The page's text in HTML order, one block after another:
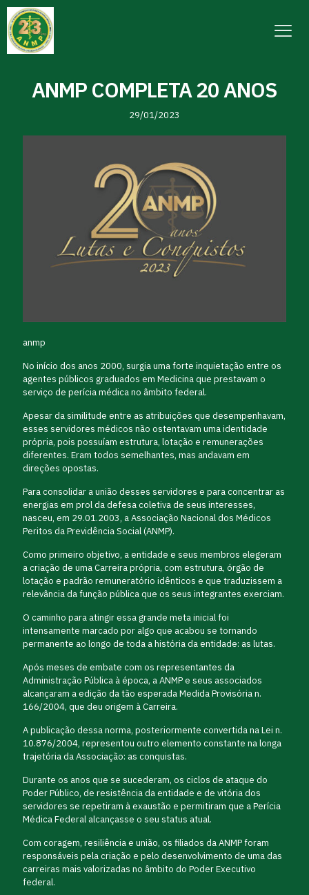
ANMP COMPLETA 20 ANOS
29/01/2023
anmp
No início dos anos 2000, surgia uma forte inquietação entre os
agentes públicos graduados em Medicina que prestavam o
serviço de perícia médica no âmbito federal.
Apesar da similitude entre as atribuições que desempenhavam,
esses servidores médicos não ostentavam uma identidade
própria, pois possuíam estrutura, lotação e remunerações
diferentes. Eram todos semelhantes, mas andavam em
direções opostas.
Para consolidar a união desses servidores e para concentrar as
energias em prol da defesa coletiva de seus interesses,
nasceu, em 29.01.2003, a Associação Nacional dos Médicos
Peritos da Previdência Social (ANMP).
Como primeiro objetivo, a entidade e seus membros elegeram
a criação de uma Carreira própria, com estrutura, órgão de
lotação e padrão remuneratório idênticos e que traduzissem a
relevância da função pública que os seus integrantes exerciam.
O caminho para atingir essa grande meta inicial foi
intensamente marcado por algo que acabou se tornando
permanente ao longo de toda a história da entidade: as lutas.
Após meses de embate com os representantes da
Administração Pública à época, a ANMP e seus associados
alcançaram a edição da tão esperada Medida Provisória n.
166/2004, que deu origem à Carreira.
A publicação dessa norma, posteriormente convertida na Lei n.
10.876/2004, representou outro elemento constante na longa
trajetória da Associação: as conquistas.
Durante os anos que se sucederam, os ciclos de ataque do
Poder Público, de resistência da entidade e de vitória dos
servidores se repetiram à exaustão e permitiram que a Perícia
Médica Federal alcançasse o seu status atual.
Com coragem, resiliência e união, os filiados da ANMP foram
responsáveis pela criação e pelo desenvolvimento de uma das
carreiras mais valorizadas no âmbito do Poder Executivo
federal.